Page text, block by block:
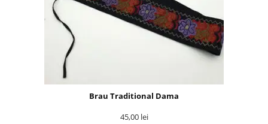
Brau Traditional Dama
45,00 lei